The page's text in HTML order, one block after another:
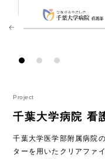
Project
千葉大学病院 看
千葉大学医学部附属病院
ターを用いたクリアファ